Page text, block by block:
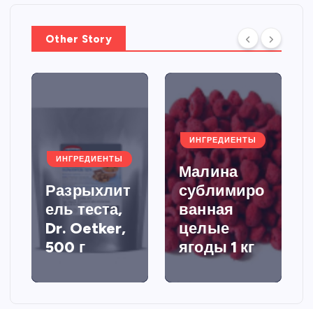
Other Story
ИНГРЕДИЕНТЫ
Разрыхлит
ель теста,
Dr. Oetker,
500 г
ИНГРЕДИЕНТЫ
Малина
сублимиро
ванная
целые
ягоды 1 кг